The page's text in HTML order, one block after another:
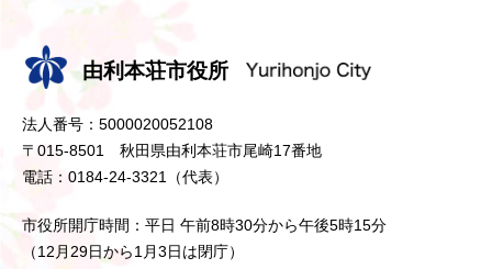
由利本荘市役所
法人番号：5000020052108
〒015-8501 秋田県由利本荘市尾崎17番地
電話：0184-24-3321（代表）
市役所開庁時間：平日 午前8時30分から午後5時15分
（12月29日から1月3日は閉庁）